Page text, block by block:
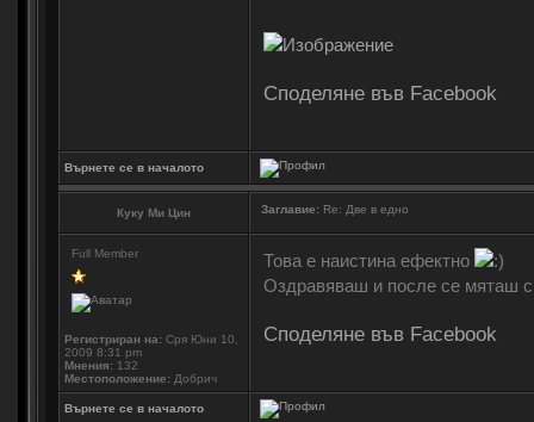
Споделяне във Facebook
Върнете се в началото
Куку Ми Цин Заглавие: Re: Две в едно
Full Member
Регистриран на: Сря Юни 10,
2009 8:31 pm
Мнения: 132
Местоположение: Добрич
Това е наистина ефектно
Оздравяваш и после се мяташ
Споделяне във Facebook
Върнете се в началото